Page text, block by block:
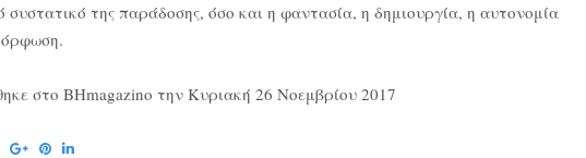
συστατικό της παράδοσης, όσο και η φαντασία, η δημιουργία, η αυτονομία
στο BHmagazino την Κυριακή 26 Νοεμβρίου 2017